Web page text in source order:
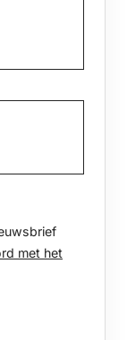
met het